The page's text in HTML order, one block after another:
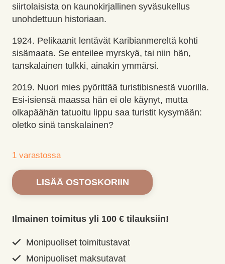
siirtolaisista on kaunokirjallinen syväsukellus
unohdettuun historiaan.
1924. Pelikaanit lentävät Karibianmereltä kohti
sisämaata. Se enteilee myrskyä, tai niin hän,
tanskalainen tulkki, ainakin ymmärsi.
2019. Nuori mies pyörittää turistibisnestä vuorilla.
Esi-isiensä maassa hän ei ole käynyt, mutta
olkapäähän tatuoitu lippu saa turistit kysymään:
oletko sinä tanskalainen?
1 varastossa
Tanskalainen
retkikunta.
määrä
LISÄÄ OSTOSKORIIN
Ilmainen toimitus yli 100 € tilauksiin!
Monipuoliset toimitustavat
Monipuoliset maksutavat